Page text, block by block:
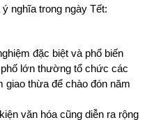
nghĩa trong ngày Tết:
đặc biệt và phổ biến
lớn thường tổ chức các
giao thừa để chào đón năm
văn hóa cũng diễn ra rộng